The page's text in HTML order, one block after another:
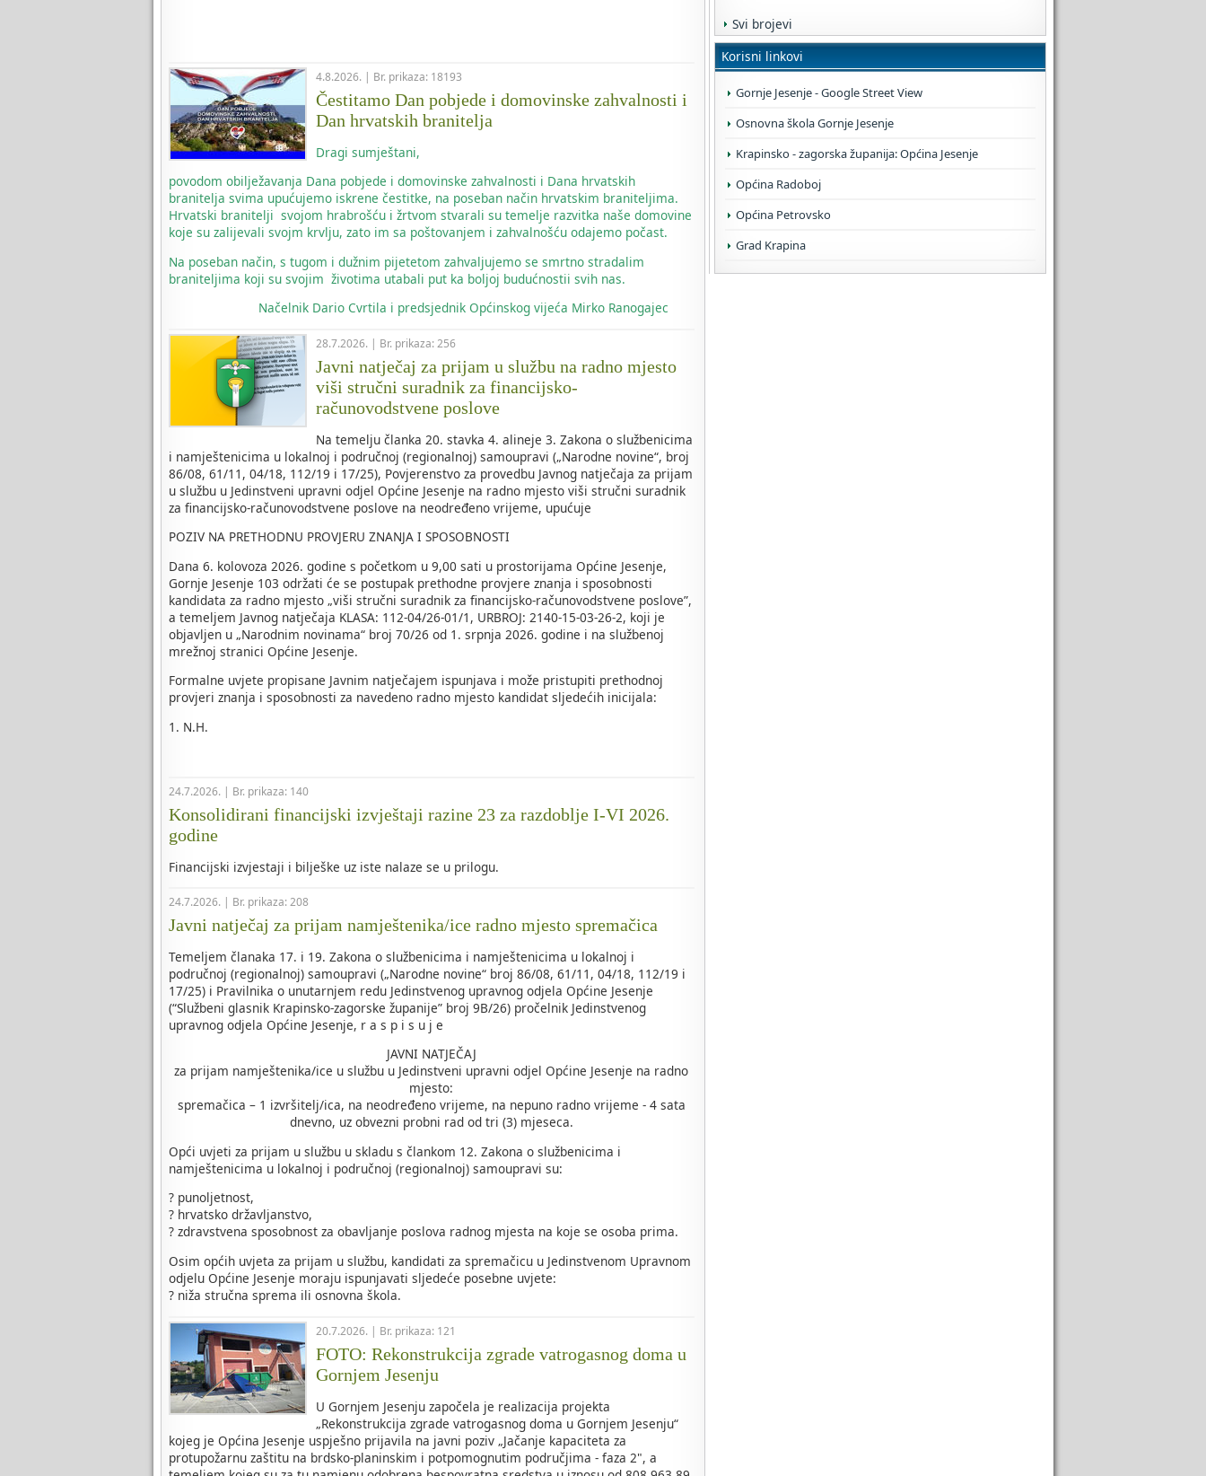
4.8.2026. | Br. prikaza: 18193
Čestitamo Dan pobjede i domovinske zahvalnosti i
Dan hrvatskih branitelja
Dragi sumještani,
povodom obilježavanja Dana pobjede i domovinske zahvalnosti i Dana hrvatskih
branitelja svima upućujemo iskrene čestitke, na poseban način hrvatskim braniteljima.
Hrvatski branitelji svojom hrabrošću i žrtvom stvarali su temelje razvitka naše domovine
koje su zalijevali svojm krvlju, zato im sa poštovanjem i zahvalnošću odajemo počast.
Na poseban način, s tugom i dužnim pijetetom zahvaljujemo se smrtno stradalim
braniteljima koji su svojim životima utabali put ka boljoj budućnostii svih nas.
NačelnikDario Cvrtila i predsjednik Općinskog vijeća Mirko Ranogajec
28.7.2026. | Br. prikaza: 256
Javni natječaj za prijam u službu na radno mjesto
viši stručni suradnik za financijsko-
računovodstvene poslove
Na temelju članka 20. stavka 4. alineje 3. Zakona o službenicima
i namještenicima u lokalnoj i područnoj (regionalnoj) samoupravi („Narodne novine“, broj
86/08, 61/11, 04/18, 112/19 i 17/25), Povjerenstvo za provedbu Javnog natječaja za prijam
u službu u Jedinstveni upravni odjel Općine Jesenje na radno mjesto viši stručni suradnik
za financijsko-računovodstvene poslove na neodređeno vrijeme, upućuje
POZIV NA PRETHODNU PROVJERU ZNANJA I SPOSOBNOSTI
Dana 6. kolovoza 2026. godine s početkom u 9,00 sati u prostorijama Općine Jesenje,
Gornje Jesenje 103 održati će se postupak prethodne provjere znanja i sposobnosti
kandidata za radno mjesto „viši stručni suradnik za financijsko-računovodstvene poslove”,
a temeljem Javnog natječaja KLASA: 112-04/26-01/1, URBROJ: 2140-15-03-26-2, koji je
objavljen u „Narodnim novinama“ broj 70/26 od 1. srpnja 2026. godine i na službenoj
mrežnoj stranici Općine Jesenje.
Formalne uvjete propisane Javnim natječajem ispunjava i može pristupiti prethodnoj
provjeri znanja i sposobnosti za navedeno radno mjesto kandidat sljedećih inicijala:
1. N.H.
24.7.2026. | Br. prikaza: 140
Konsolidirani financijski izvještaji razine 23 za razdoblje I-VI 2026.
godine
Financijski izvjestaji i bilješke uz iste nalaze se u prilogu.
24.7.2026. | Br. prikaza: 208
Javni natječaj za prijam namještenika/ice radno mjesto spremačica
Temeljem članaka 17. i 19. Zakona o službenicima i namještenicima u lokalnoj i
područnoj (regionalnoj) samoupravi („Narodne novine“ broj 86/08, 61/11, 04/18, 112/19 i
17/25) i Pravilnika o unutarnjem redu Jedinstvenog upravnog odjela Općine Jesenje
(“Službeni glasnik Krapinsko-zagorske županije” broj 9B/26) pročelnik Jedinstvenog
upravnog odjela Općine Jesenje, r a s p i s u j e
JAVNI NATJEČAJ
za prijam namještenika/ice u službu u Jedinstveni upravni odjel Općine Jesenje na radno
mjesto:
spremačica – 1 izvršitelj/ica, na neodređeno vrijeme, na nepuno radno vrijeme - 4 sata
dnevno, uz obvezni probni rad od tri (3) mjeseca.
Opći uvjeti za prijam u službu u skladu s člankom 12. Zakona o službenicima i
namještenicima u lokalnoj i područnoj (regionalnoj) samoupravi su:
? punoljetnost,
? hrvatsko državljanstvo,
? zdravstvena sposobnost za obavljanje poslova radnog mjesta na koje se osoba prima.
Osim općih uvjeta za prijam u službu, kandidati za spremačicu u Jedinstvenom Upravnom
odjelu Općine Jesenje moraju ispunjavati sljedeće posebne uvjete:
? niža stručna sprema ili osnovna škola.
20.7.2026. | Br. prikaza: 121
FOTO: Rekonstrukcija zgrade vatrogasnog doma u
Gornjem Jesenju
U Gornjem Jesenju započela je realizacija projekta
„Rekonstrukcija zgrade vatrogasnog doma u Gornjem Jesenju“
kojeg je Općina Jesenje uspješno prijavila na javni poziv „Jačanje kapaciteta za
protupožarnu zaštitu na brdsko-planinskim i potpomognutim područjima - faza 2", a
Svi brojevi
Korisni linkovi
Gornje Jesenje - Google Street View
Osnovna škola Gornje Jesenje
Krapinsko - zagorska županija: Općina Jesenje
Općina Radoboj
Općina Petrovsko
Grad Krapina